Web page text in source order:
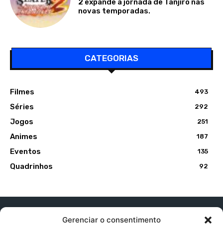
Gerenciar o consentimento
2 expande a jornada de Tanjiro nas
novas temporadas.
CATEGORIAS
Filmes 493
Séries 292
Jogos 251
Animes 187
Eventos 135
Quadrinhos 92